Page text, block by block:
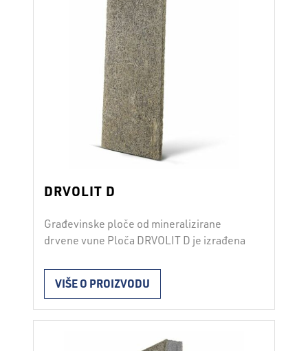
DRVOLIT D
Građevinske ploče od mineralizirane
drvene vune Ploča DRVOLIT D je izrađena
cementnim vezivom i dodacima povezana
u kompaktnu cjelinu. Postupkom
mineralizacije požarna otpornost drvene
vune značajno se povećava. Zbog porozne
unutarnje strukture i oblika površine
VIŠE O PROIZVODU